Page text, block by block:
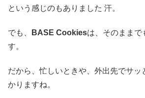
という感じのもありました 汗。
でも、 BASE Cookiesは、そのままで
す。
だから、忙しいときや、外出先でサッ
かりますね。